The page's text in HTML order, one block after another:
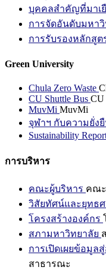
บุคคลสำคัญที่มาเ
การจัดอันดับมหา
การรับรองหลักสูต
Green University
Chula Zero Waste
CU Shuttle Bus CU
MuvMi MuvMi
จุฬาฯ กับความยั่ง
Sustainability
การบริหาร
คณะผู้บริหาร คณ
วิสัยทัศน์และยุทธ
โครงสร้างองค์กร
สภามหาวิทยาลัย
การเปิดเผยข้อมูล
สาธารณะ